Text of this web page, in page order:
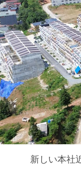
新しい本社